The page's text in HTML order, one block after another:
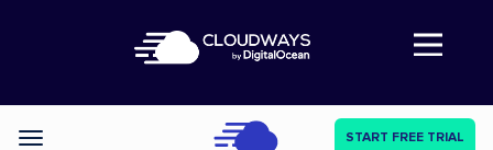
Abre a navegação
Categories START FREE TRIAL